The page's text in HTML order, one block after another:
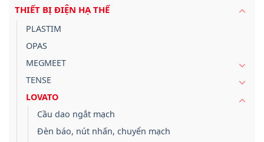
THIẾT BỊ ĐIỆN HẠ THẾ
PLASTIM
OPAS
MEGMEET
TENSE
LOVATO
Cầu dao ngắt mạch
Đèn báo, nút nhấn, chuyển mạch